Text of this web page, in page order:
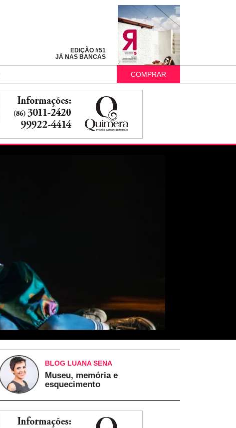
EDIÇÃO #51
JÁ NAS BANCAS
COMPRAR
BLOG LUANA SENA
Museu, memória e
esquecimento